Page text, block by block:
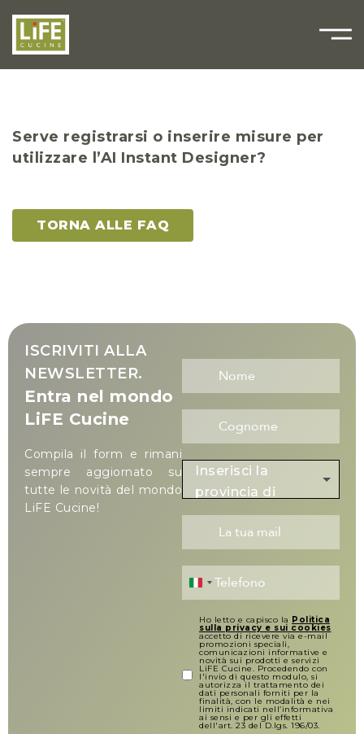
Serve registrarsi o inserire misure per
utilizzare l’AI Instant Designer?
TORNA ALLE FAQ
ISCRIVITI ALLA
NEWSLETTER.
Entra nel mondo
LiFE Cucine
Compila il form e rimani
sempre aggiornato su
tutte le novità del mondo
LiFE Cucine!
Inserisci la
provincia di
residenza
Italy +39
Ho letto e capisco la Politica
sulla privacy e sui cookies
accetto di ricevere via e-mail
promozioni speciali,
comunicazioni informative e
novità sui prodotti e servizi
LiFE Cucine. Procedendo con
l'invio di questo modulo, si
autorizza il trattamento dei
dati personali forniti per la
finalità, con le modalità e nei
limiti indicati nell’informativa
ai sensi e per gli effetti
dell'art. 23 del D.lgs. 196/03.